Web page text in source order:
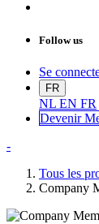
Follow us
Se
FR
NL EN FR
Devenir
-
Tous les
Company